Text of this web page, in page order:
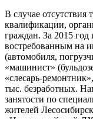
В случае отсутствия
квалификации,
граждан. За 2015
востребованным на
(автомобиля,
«машинист»
«слесарь-
тыс. безработных.
занятости по
жителей